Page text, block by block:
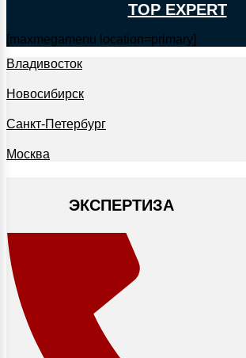
TOP EXPERT
[maxmegamenu location=primary]
Владивосток
Новосибирск
Санкт-Петербург
Москва
ЭКСПЕРТИЗА